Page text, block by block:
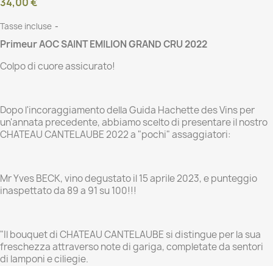
Tasse incluse
Primeur AOC SAINT EMILION GRAND CRU 2022
Colpo di cuore assicurato!
Dopo l'incoraggiamento della Guida Hachette des Vins per
un'annata precedente, abbiamo scelto di presentare il nostro
CHATEAU CANTELAUBE 2022 a "pochi" assaggiatori:
Mr Yves BECK, vino degustato il 15 aprile 2023, e punteggio
inaspettato da 89 a 91 su 100!!!
"Il bouquet di CHATEAU CANTELAUBE si distingue per la sua
freschezza attraverso note di gariga, completate da sentori
di lamponi e ciliegie.